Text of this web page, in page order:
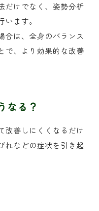
だけでなく、姿勢分析
ます。
合は、全身のバランス
で、より効果的な改善
なる？
改善しにくくなるだけ
れなどの症状を引き起